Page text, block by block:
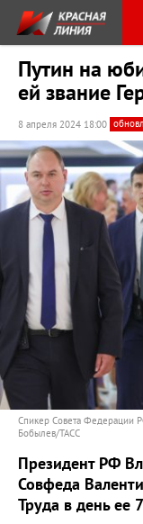
Путин на
ей звание
8 апреля 2024 18:00
Спикер Совета Федерации
Бобылев/ТАСС
Президент РФ
Совфеда
Труда в день ее